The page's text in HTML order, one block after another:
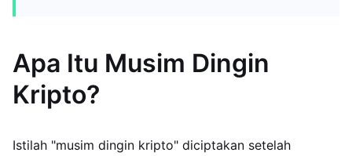
Apa Itu Musim Dingin
Kripto?
Istilah "musim dingin kripto" diciptakan setelah